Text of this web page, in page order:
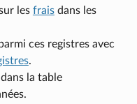
les fraisdans les
ces registres avec
.
la table